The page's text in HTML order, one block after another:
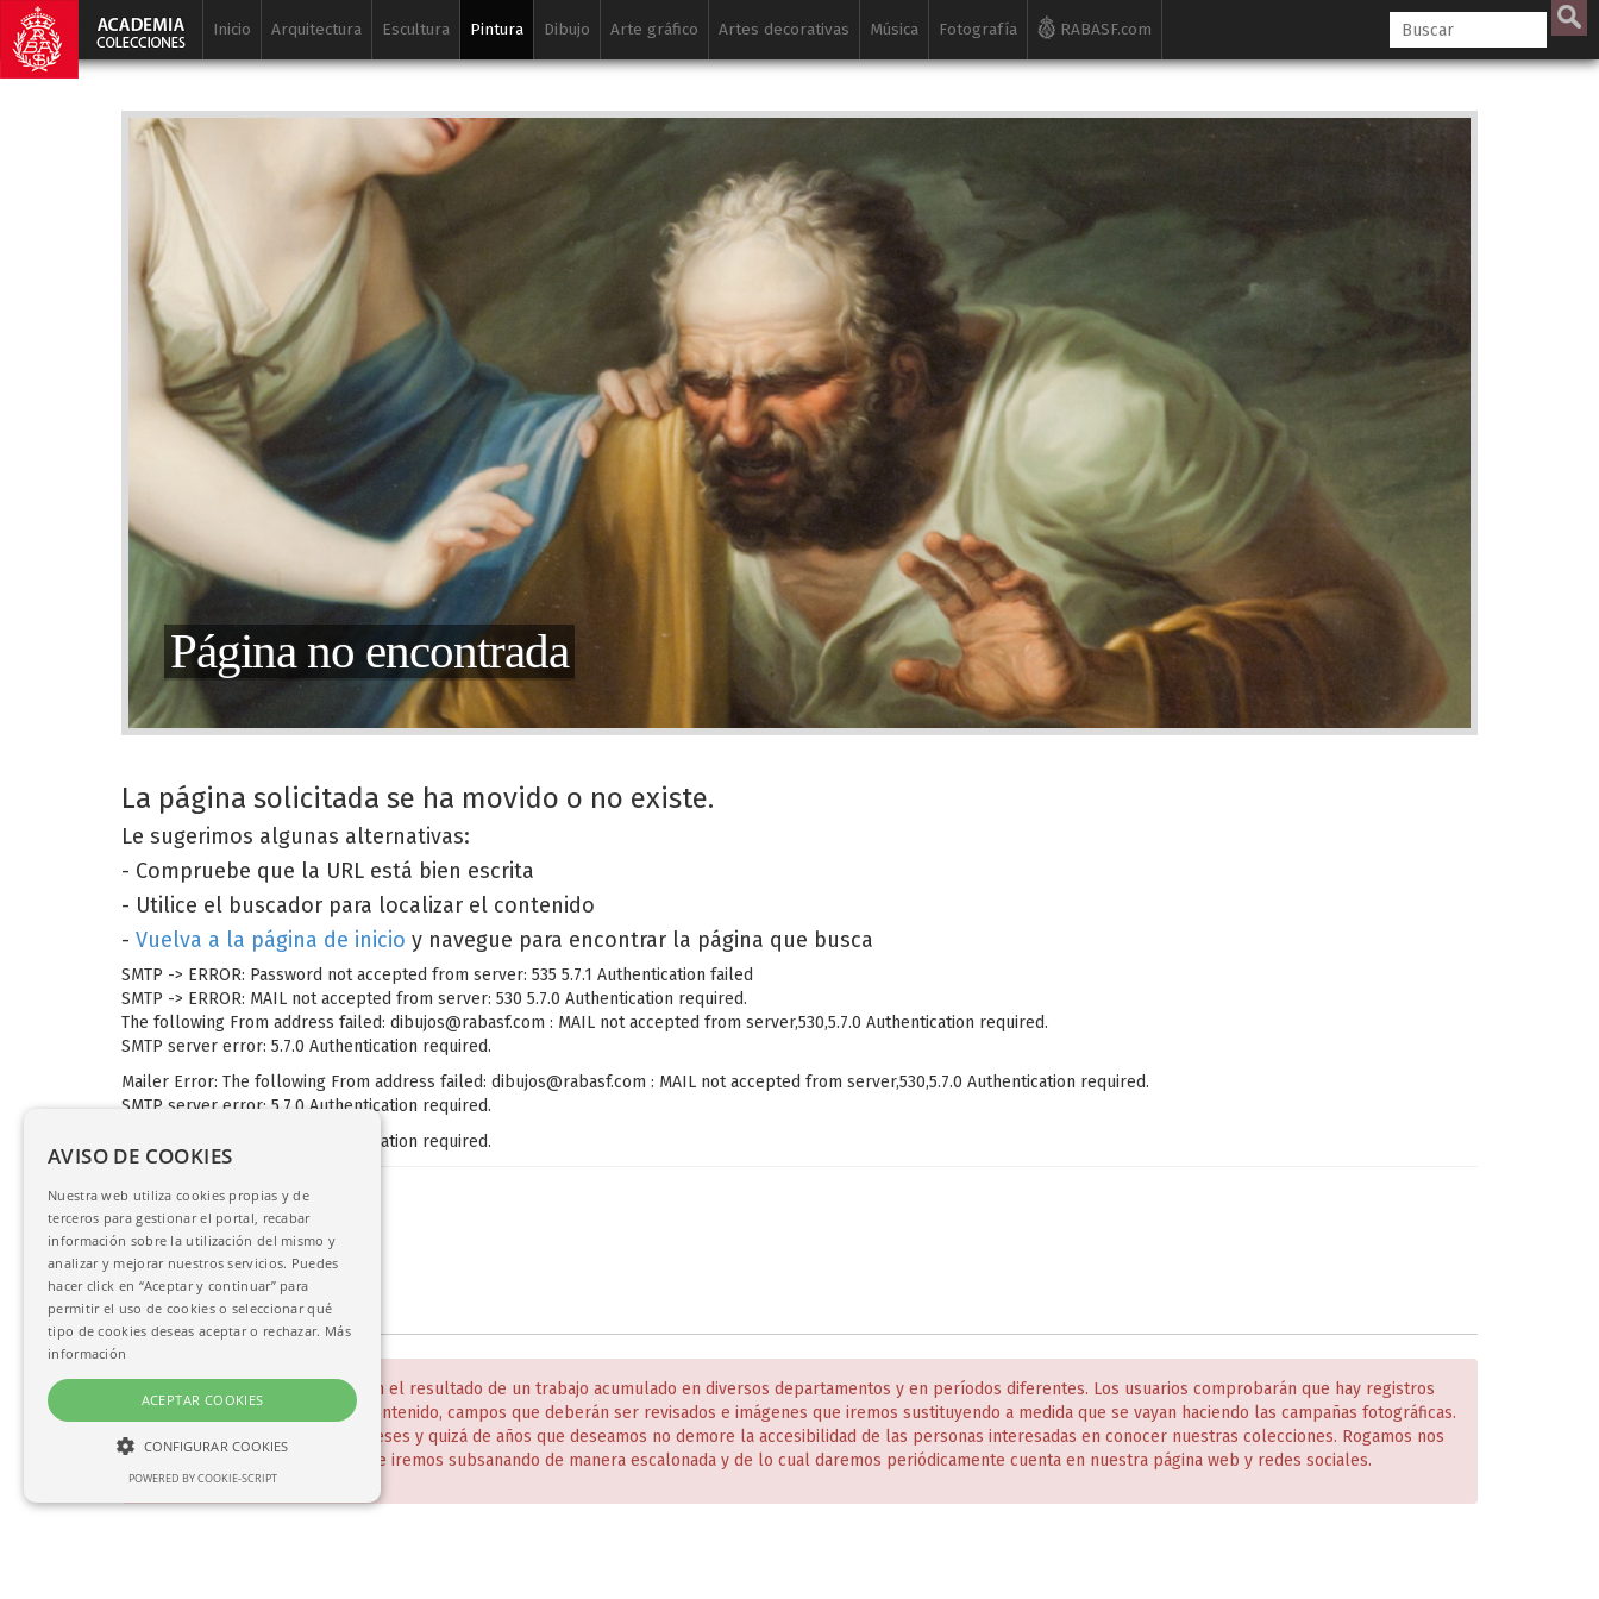
Inicio Arquitectura Escultura Pintura Dibujo Arte gráfico Artes decorativas Música Fotografía RABASF.com
Página no encontrada
La página solicitada se ha movido o no existe.
Le sugerimos algunas alternativas:
- Compruebe que la URL está bien escrita
- Utilice el buscador para localizar el contenido
- Vuelva a la página de inicio y navegue para encontrar la página que busca
SMTP -> ERROR: Password not accepted from server: 535 5.7.1 Authentication failed
SMTP -> ERROR: MAIL not accepted from server: 530 5.7.0 Authentication required.
The following From address failed: dibujos@rabasf.com : MAIL not accepted from server,530,5.7.0 Authentication required.
SMTP server error: 5.7.0 Authentication required.
Mailer Error: The following From address failed: dibujos@rabasf.com : MAIL not accepted from server,530,5.7.0 Authentication required.
SMTP server error: 5.7.0 Authentication required.
SMTP server error: 5.7.0 Authentication required.
Estas bases de datos son el resultado de un trabajo acumulado en diversos departamentos y en períodos diferentes. Los usuarios comprobarán que hay registros
incompletos y desiguales en contenido, campos que deberán ser revisados e imágenes que iremos sustituyendo a medida que se vayan haciendo las campañas fotográficas.
Todo ello será un trabajo de meses y quizá de años que deseamos no demore la accesibilidad de las personas interesadas en conocer nuestras colecciones. Rogamos nos
disculpen estas deficiencias que iremos subsanando de manera escalonada y de lo cual daremos periódicamente cuenta en nuestra página web y redes sociales.
AVISO DE COOKIES
Nuestra web utiliza cookies propias y de
terceros para gestionar el portal, recabar
información sobre la utilización del mismo y
analizar y mejorar nuestros servicios. Puedes
hacer click en “Aceptar y continuar” para
permitir el uso de cookies o seleccionar qué
tipo de cookies deseas aceptar o rechazar. Más
información
ACEPTAR COOKIES
CONFIGURAR COOKIES
NECESARIASPOWERED BY COOKIE-SCRIPT